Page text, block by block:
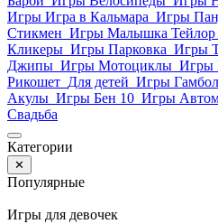
Игры Игра в Кальмара Игры
Стикмен Игры Малышка Тейлор
Кликеры Игры Парковка Игры
Джипы Игры Мотоциклы Игры
Рикошет Для детей Игры Гамбол
Акулы Игры Бен 10 Игры
Свадьба
Категории
✕
Популярные
Игры для девочек